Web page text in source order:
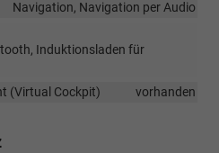
Navigation, Navigation per Audio
Induktionsladen für
(Virtual Cockpit)
vorhanden